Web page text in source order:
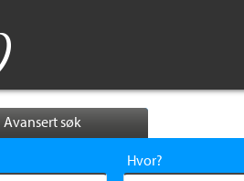
Avansert søk
Hvor?